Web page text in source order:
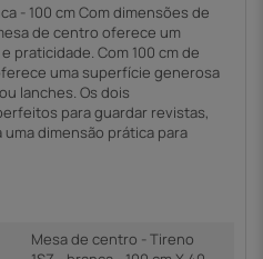
- 100 cm Com dimensões de
de centro oferece um
Com 100 cm de
uma superfície generosa
lanches. Os dois
para guardar revistas,
dimensão prática para
Mesa de centro - Tireno